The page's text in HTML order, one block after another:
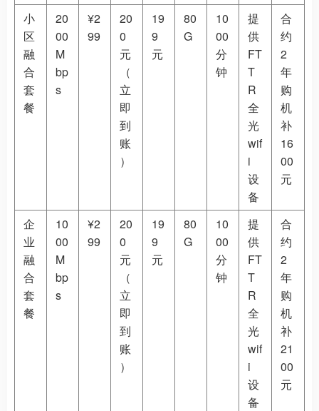
小
区
融
合
套
餐
20
00
M
bp
s
¥2
99
20
0
元
（
立
即
到
账
）
19
9
元
80
G
10
00
分
钟
提
供
FT
T
R
全
光
wif
i
设
备
合
约
2
年
购
机
补
16
00
元
企
业
融
合
套
餐
10
00
M
bp
s
¥2
99
20
0
元
（
立
即
到
账
）
19
9
元
80
G
10
00
分
钟
提
供
FT
T
R
全
光
wif
i
设
备
合
约
2
年
购
机
补
21
00
元